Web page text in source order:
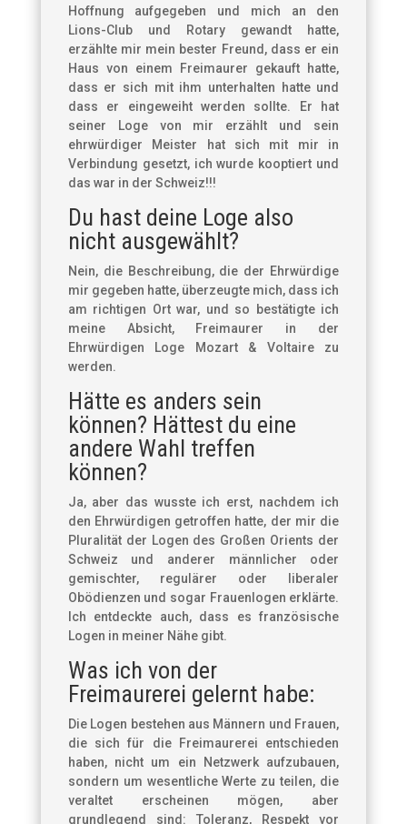
Hoffnung aufgegeben und mich an den
Lions-Club und Rotary gewandt hatte,
erzählte mir mein bester Freund, dass er ein
Haus von einem Freimaurer gekauft hatte,
dass er sich mit ihm unterhalten hatte und
dass er eingeweiht werden sollte. Er hat
seiner Loge von mir erzählt und sein
ehrwürdiger Meister hat sich mit mir in
Verbindung gesetzt, ich wurde kooptiert und
das war in der Schweiz!!!
Du hast deine Loge also
nicht ausgewählt?
Nein, die Beschreibung, die der Ehrwürdige
mir gegeben hatte, überzeugte mich, dass ich
am richtigen Ort war, und so bestätigte ich
meine Absicht, Freimaurer in der
Ehrwürdigen Loge Mozart & Voltaire zu
werden.
Hätte es anders sein
können? Hättest du eine
andere Wahl treffen
können?
Ja, aber das wusste ich erst, nachdem ich
den Ehrwürdigen getroffen hatte, der mir die
Pluralität der Logen des Großen Orients der
Schweiz und anderer männlicher oder
gemischter, regulärer oder liberaler
Obödienzen und sogar Frauenlogen erklärte.
Ich entdeckte auch, dass es französische
Logen in meiner Nähe gibt.
Was ich von der
Freimaurerei gelernt habe:
Die Logen bestehen aus Männern und Frauen,
die sich für die Freimaurerei entschieden
haben, nicht um ein Netzwerk aufzubauen,
sondern um wesentliche Werte zu teilen, die
veraltet erscheinen mögen, aber
grundlegend sind: Toleranz, Respekt vor